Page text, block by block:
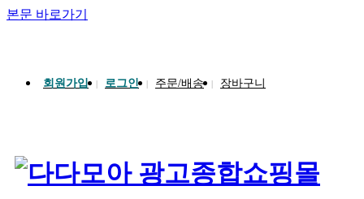
본문 바로가기
회원가입 | 로그인 | 주문/배송 | 장바구니